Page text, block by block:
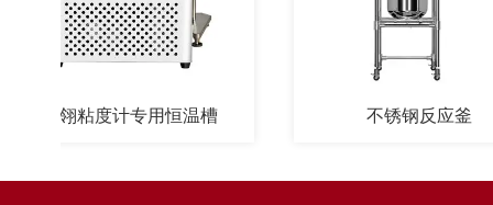
翎粘度计专用恒温槽 不锈钢反应釜